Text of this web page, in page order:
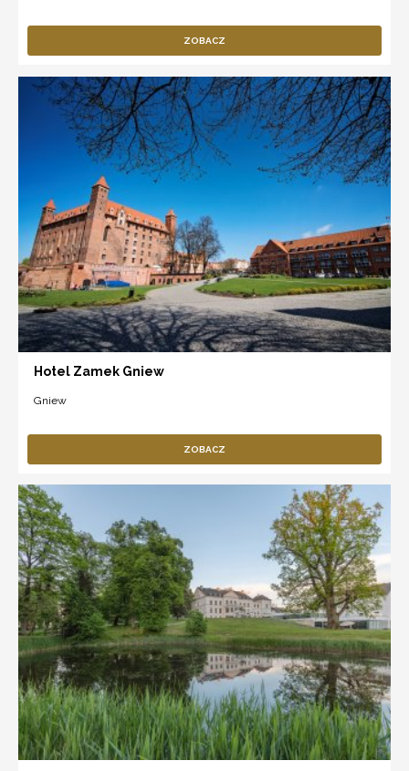
ZOBACZ
Hotel Zamek Gniew
Gniew
ZOBACZ